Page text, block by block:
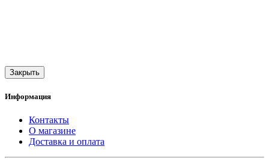
Закрыть
Информация
Контакты
О магазине
Доставка и оплата